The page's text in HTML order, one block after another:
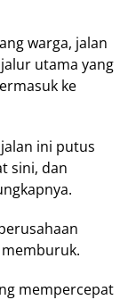
warga, jalan
utama yang
ke
ini putus
sini, dan
mempercepat